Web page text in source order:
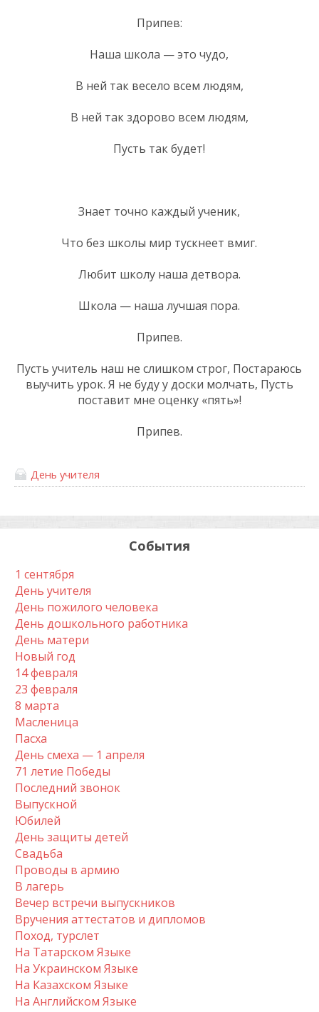
Припев:
Наша школа — это чудо,
В ней так весело всем людям,
В ней так здорово всем людям,
Пусть так будет!
Знает точно каждый ученик,
Что без школы мир тускнеет вмиг.
Любит школу наша детвора.
Школа — наша лучшая пора.
Припев.
Пусть учитель наш не слишком строг, Постараюсь
выучить урок. Я не буду у доски молчать, Пусть
поставит мне оценку «пять»!
Припев.
День учителя
События
1 сентября
День учителя
День пожилого человека
День дошкольного работника
День матери
Новый год
14 февраля
23 февраля
8 марта
Масленица
Пасха
День смеха — 1 апреля
71 летие Победы
Последний звонок
Выпускной
Юбилей
День защиты детей
Свадьба
Проводы в армию
В лагерь
Вечер встречи выпускников
Вручения аттестатов и дипломов
Поход, турслет
На Татарском Языке
На Украинском Языке
На Казахском Языке
На Английском Языке